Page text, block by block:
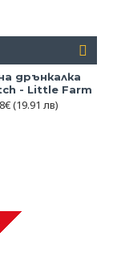
дрънкалка
- Little Farm
(19.91 лв)